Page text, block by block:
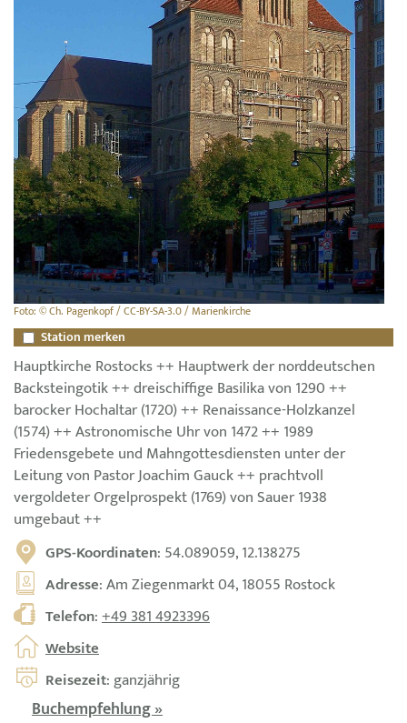
Foto: © Ch. Pagenkopf / CC-BY-SA-3.0 / Marienkirche
Station merken
Hauptkirche Rostocks ++ Hauptwerk der norddeutschen
Backsteingotik ++ dreischiffige Basilika von 1290 ++
barocker Hochaltar (1720) ++ Renaissance-Holzkanzel
(1574) ++ Astronomische Uhr von 1472 ++ 1989
Friedensgebete und Mahngottesdiensten unter der
Leitung von Pastor Joachim Gauck ++ prachtvoll
vergoldeter Orgelprospekt (1769) von Sauer 1938
umgebaut ++
GPS-Koordinaten: 54.089059, 12.138275
Adresse: Am Ziegenmarkt 04, 18055 Rostock
Telefon:+49 381 4923396
Website
Reisezeit: ganzjährig
Buchempfehlung »